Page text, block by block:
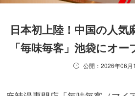
日本初上陸！中国の人気
「毎味毎客」池袋にオー
公開：2026年06月